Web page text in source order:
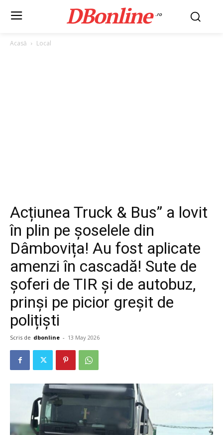
DBonline .ro
Acasă Local
Acțiunea Truck & Bus” a lovit
în plin pe șoselele din
Dâmbovița! Au fost aplicate
amenzi în cascadă! Sute de
șoferi de TIR și de autobuz,
prinși pe picior greșit de
polițiști
Scris de dbonline - 13 May 2026